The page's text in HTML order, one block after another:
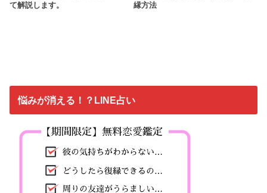
て解説します。
縁方法
悩みが消える！？LINE占い